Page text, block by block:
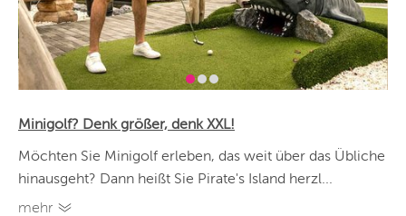
Minigolf? Denk größer, denk XXL!
Möchten Sie Minigolf erleben, das weit über das Übliche
hinausgeht? Dann heißt Sie Pirate's Island herzl...
mehr